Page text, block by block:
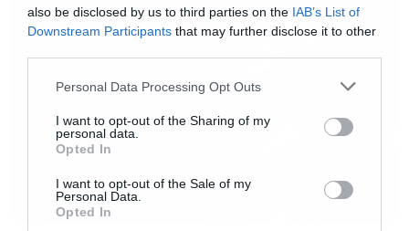
also be disclosed by us to third parties on the IAB’s List of
Downstream Participants that may further disclose it to other
Please note that this website/app uses one or more Google
not limited to your visit or usage behaviour. You may click to
grant or deny consent to Google and its third-party tags to
use your data for below specified purposes in below Google
consent section.
Personal Data Processing Opt Outs
I want to opt-out of the Sharing of my
personal data.
Opted In
I want to opt-out of the Sale of my
Personal Data.
Opted In
Εισιτήρια &
Πληροφορίες:https://www.more.com/gr-
frequencies-album-presentation-aux-club
Sun Upon A Time – Credits:
Leading Role/Dancer: Eleni Papaioannou